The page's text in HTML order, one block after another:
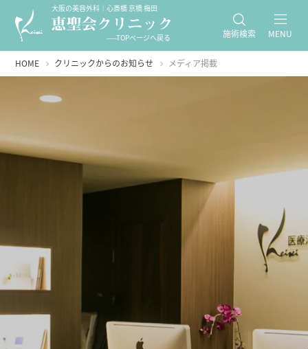
大阪の美容外科｜心斎橋 京橋 梅田
-----TOPページへ戻る 施術検索 MENU
HOME クリニックからのお知らせ メディア掲載